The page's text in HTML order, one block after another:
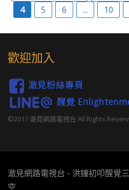
4
5 6 ... 10
歡迎加入
澈見粉絲專頁
醒覺
©2017 澈見網路電視台 All Rights
澈見網路電視台 - 洪鐘初叩醒覺
空